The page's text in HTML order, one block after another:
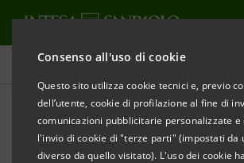
Consenso all'uso di cookie
Questo sito utilizza cookie tecnici e, previo
dell’utente, cookie di profilazione al fine di
comunicazioni pubblicitarie personalizzate e
l'invio di cookie di "terze parti" (impostati da
diverso da quello visitato). L'uso dei cookie
Comunicati stampa
STAMPA AGGIORNA
SRM presenta il nuovo Rapporto
Maritime Economy”